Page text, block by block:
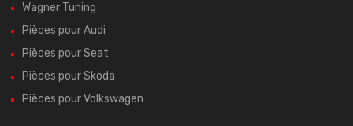
Wagner Tuning
Pièces pour Audi
Pièces pour Seat
Pièces pour Skoda
Pièces pour Volkswagen